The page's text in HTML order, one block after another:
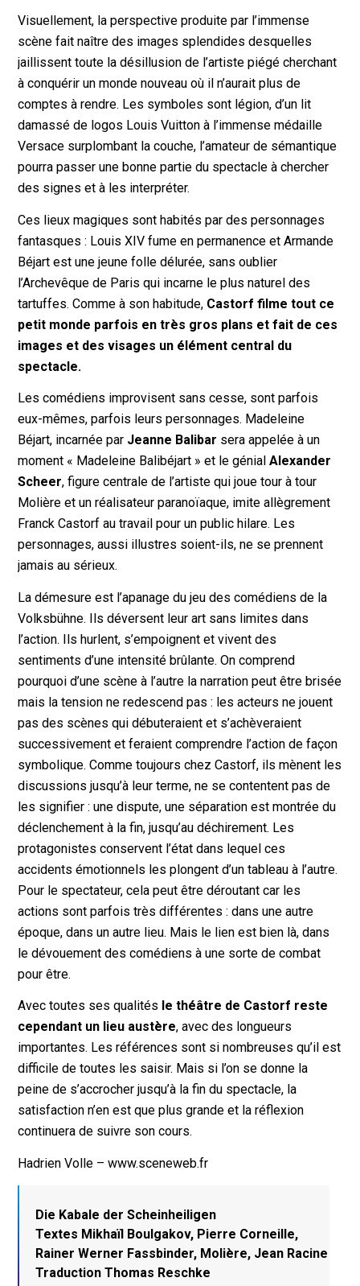
Visuellement, la perspective produite par l’immense
scène fait naître des images splendides desquelles
jaillissent toute la désillusion de l’artiste piégé cherchant
à conquérir un monde nouveau où il n’aurait plus de
comptes à rendre. Les symboles sont légion, d’un lit
damassé de logos Louis Vuitton à l’immense médaille
Versace surplombant la couche, l’amateur de sémantique
pourra passer une bonne partie du spectacle à chercher
des signes et à les interpréter.
Ces lieux magiques sont habités par des personnages
fantasques : Louis XIV fume en permanence et Armande
Béjart est une jeune folle délurée, sans oublier
l’Archevêque de Paris qui incarne le plus naturel des
tartuffes. Comme à son habitude, Castorf filme tout ce
petit monde parfois en très gros plans et fait de ces
images et des visages un élément central du
spectacle.
Les comédiens improvisent sans cesse, sont parfois
eux-mêmes, parfois leurs personnages. Madeleine
Béjart, incarnée par Jeanne Balibar sera appelée à un
moment « Madeleine Balibéjart » et le génialAlexander
Scheer, figure centrale de l’artiste qui joue tour à tour
Molière et un réalisateur paranoïaque, imite allègrement
Franck Castorf au travail pour un public hilare. Les
personnages, aussi illustres soient-ils, ne se prennent
jamais au sérieux.
La démesure est l’apanage du jeu des comédiens de la
Volksbühne. Ils déversent leur art sans limites dans
l’action. Ils hurlent, s’empoignent et vivent des
sentiments d’une intensité brûlante. On comprend
pourquoi d’une scène à l’autre la narration peut être brisée
mais la tension ne redescend pas : les acteurs ne jouent
pas des scènes qui débuteraient et s’achèveraient
successivement et feraient comprendre l’action de façon
symbolique. Comme toujours chez Castorf, ils mènent les
discussions jusqu’à leur terme, ne se contentent pas de
les signifier : une dispute, une séparation est montrée du
déclenchement à la fin, jusqu’au déchirement. Les
protagonistes conservent l’état dans lequel ces
accidents émotionnels les plongent d’un tableau à l’autre.
Pour le spectateur, cela peut être déroutant car les
actions sont parfois très différentes : dans une autre
époque, dans un autre lieu. Mais le lien est bien là, dans
le dévouement des comédiens à une sorte de combat
pour être.
Avec toutes ses qualités le théâtre de Castorf reste
cependant un lieu austère, avec des longueurs
importantes. Les références sont si nombreuses qu’il est
difficile de toutes les saisir. Mais si l’on se donne la
peine de s’accrocher jusqu’à la fin du spectacle, la
satisfaction n’en est que plus grande et la réflexion
continuera de suivre son cours.
Hadrien Volle – www.sceneweb.fr
Die Kabale der Scheinheiligen
Textes Mikhaïl Boulgakov, Pierre Corneille,
Rainer Werner Fassbinder, Molière, Jean Racine
Traduction Thomas Reschke